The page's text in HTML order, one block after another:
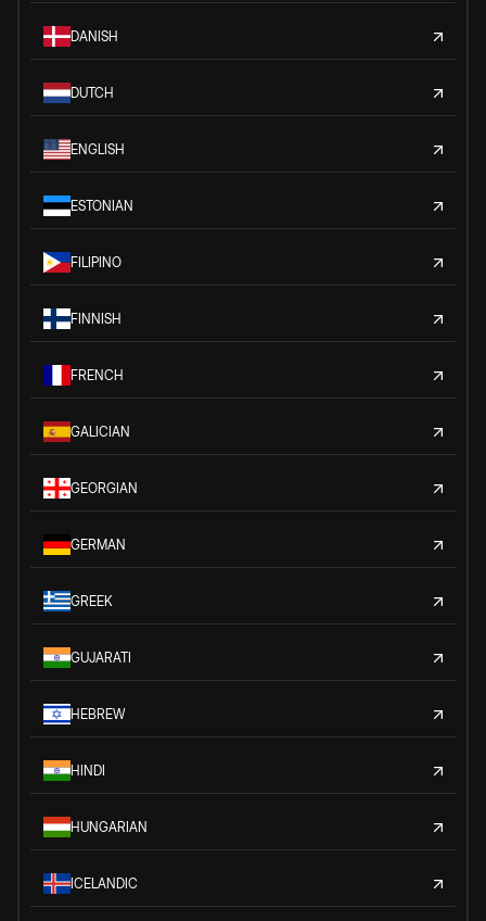
DANISH
DUTCH
ENGLISH
ESTONIAN
FILIPINO
FINNISH
FRENCH
GALICIAN
GEORGIAN
GERMAN
GREEK
GUJARATI
HEBREW
HINDI
HUNGARIAN
ICELANDIC